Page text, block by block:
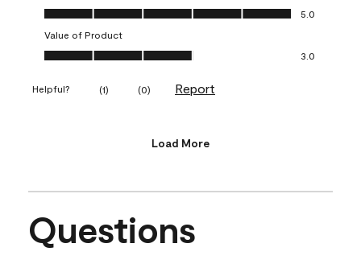
Quality of Product, 5.0 out of 5
5.0
Value of Product
Value of Product, 3.0 out of 5
3.0
Helpful? (1) (0) Report
Load More
Questions